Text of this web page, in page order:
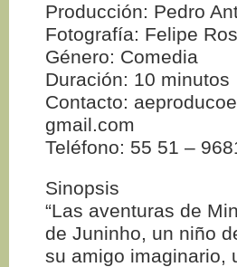
Producción: Pedro
Fotografía: Felipe
Género: Comedia
Duración: 10 minutos
Contacto:
gmail.com
Teléfono: 55 51 –
Sinopsis
“Las aventuras de
de Juninho, un niño
su amigo imaginario,